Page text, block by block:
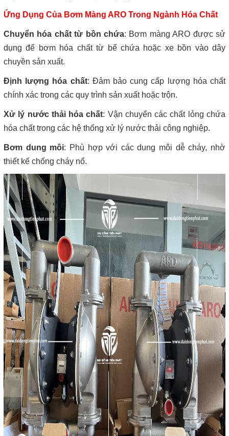
Ứng Dụng Của Bơm Màng ARO Trong Ngành Hóa Chất
Chuyển hóa chất từ bồn chứa: Bơm màng ARO được sử
dụng để bơm hóa chất từ bể chứa hoặc xe bồn vào dây
chuyền sản xuất.
Định lượng hóa chất: Đảm bảo cung cấp lượng hóa chất
chính xác trong các quy trình sản xuất hoặc trộn.
Xử lý nước thải hóa chất: Vận chuyển các chất lỏng chứa
hóa chất trong các hệ thống xử lý nước thải công nghiệp.
Bơm dung môi: Phù hợp với các dung môi dễ cháy, nhờ
thiết kế chống cháy nổ.